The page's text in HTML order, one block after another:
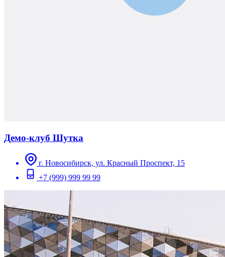
Демо-клуб Шутка
г. Новосибирск, ул. Красный Проспект, 15
+7 (999) 999 99 99